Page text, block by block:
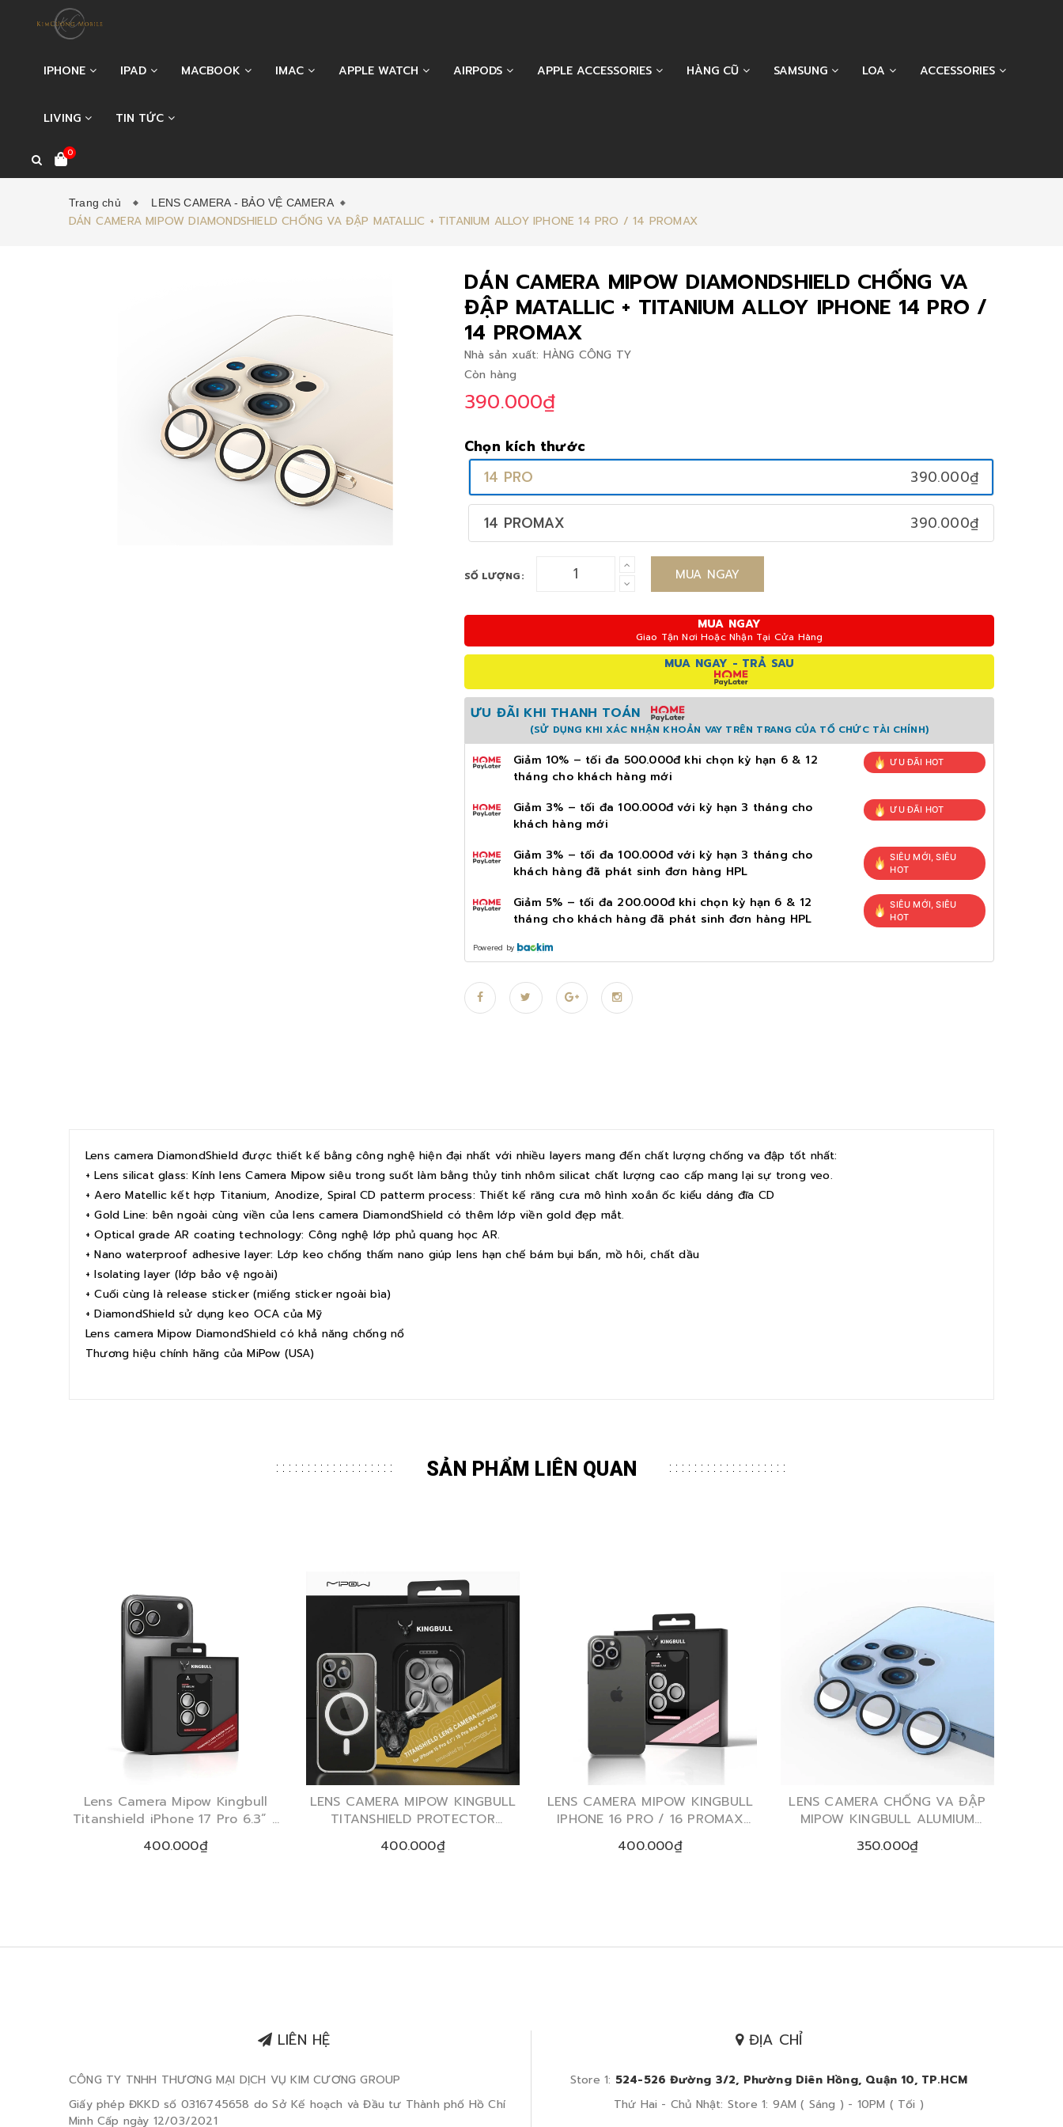
IPHONE IPAD MACBOOK IMAC APPLE WATCH AIRPODS APPLE ACCESSORIES HÀNG CŨ SAMSUNG LOA ACCESSORIES
LIVING TIN TỨC
0
Trang chủ LENS CAMERA - BẢO VỆ CAMERA
DÁN CAMERA MIPOW DIAMONDSHIELD CHỐNG VA ĐẬP MATALLIC + TITANIUM ALLOY IPHONE 14 PRO / 14 PROMAX
DÁN CAMERA MIPOW DIAMONDSHIELD CHỐNG VA
ĐẬP MATALLIC + TITANIUM ALLOY IPHONE 14 PRO /
14 PROMAX
Nhà sản xuất: HÀNG CÔNG TY
Còn hàng
390.000₫
Chọn kích thước
14 PRO
390.000₫
14 PROMAX 390.000₫
SỐ LƯỢNG: MUA NGAY
MUA NGAY
Giao Tận Nơi Hoặc Nhận Tại Cửa Hàng
MUA NGAY - TRẢ SAU
ƯU ĐÃI KHI THANH TOÁN
(SỬ DỤNG KHI XÁC NHẬN KHOẢN VAY TRÊN TRANG CỦA TỔ CHỨC TÀI CHÍNH)
Giảm 10% – tối đa 500.000đ khi chọn kỳ hạn 6 & 12
tháng cho khách hàng mới
ƯU ĐÃI HOT
Giảm 3% – tối đa 100.000đ với kỳ hạn 3 tháng cho
khách hàng mới
ƯU ĐÃI HOT
Giảm 3% – tối đa 100.000đ với kỳ hạn 3 tháng cho
khách hàng đã phát sinh đơn hàng HPL
SIÊU MỚI, SIÊU
HOT
Giảm 5% – tối đa 200.000đ khi chọn kỳ hạn 6 & 12
tháng cho khách hàng đã phát sinh đơn hàng HPL
SIÊU MỚI, SIÊU
HOT
Powered by
Lens camera DiamondShield được thiết kế bằng công nghệ hiện đại nhất với nhiều layers mang đến chất lượng chống va đập tốt nhất:
+ Lens silicat glass: Kính lens Camera Mipow siêu trong suốt làm bằng thủy tinh nhôm silicat chất lượng cao cấp mang lại sự trong veo.
+ Aero Matellic kết hợp Titanium, Anodize, Spiral CD patterm process: Thiết kế răng cưa mô hình xoắn ốc kiểu dáng đĩa CD
+ Gold Line: bên ngoài cùng viền của lens camera DiamondShield có thêm lớp viền gold đẹp mắt.
+ Optical grade AR coating technology: Công nghệ lớp phủ quang học AR.
+ Nano waterproof adhesive layer: Lớp keo chống thấm nano giúp lens hạn chế bám bụi bẩn, mồ hôi, chất dầu
+ Isolating layer (lớp bảo vệ ngoài)
+ Cuối cùng là release sticker (miếng sticker ngoài bìa)
+ DiamondShield sử dụng keo OCA của Mỹ
Lens camera Mipow DiamondShield có khả năng chống nổ
Thương hiệu chính hãng của MiPow (USA)
SẢN PHẨM LIÊN QUAN
Lens Camera Mipow Kingbull
Titanshield iPhone 17 Pro 6.3” /
17 ProMax 6.9” 2025
400.000₫
LENS CAMERA MIPOW KINGBULL
TITANSHIELD PROTECTOR
IPHONE 15 PRO/ 15 PROMAX
400.000₫
LENS CAMERA MIPOW KINGBULL
IPHONE 16 PRO / 16 PROMAX
400.000₫
LENS CAMERA CHỐNG VA ĐẬP
MIPOW KINGBULL ALUMIUM
TRONG SUỐT VIỀN MÀU IPHONE
13PRO I 13PROMAX
350.000₫
LIÊN HỆ
CÔNG TY TNHH THƯƠNG MẠI DỊCH VỤ KIM CƯƠNG GROUP
Giấy phép ĐKKD số 0316745658 do Sở Kế hoạch và Đầu tư Thành phố Hồ Chí
Minh Cấp ngày 12/03/2021
ĐỊA CHỈ
Store 1: 524-526 Đường 3/2, Phường Diên Hồng, Quận 10, TP.HCM
Thứ Hai - Chủ Nhật: Store 1: 9AM ( Sáng ) - 10PM ( Tối )